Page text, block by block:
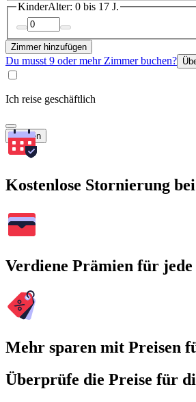
KinderAlter: 0 bis 17 J.
Zimmer hinzufügen
Du musst 9 oder mehr Zimmer buchen?
Ich reise geschäftlich
Suchen
Kostenlose Stornierung
Verdiene Prämien für
Mehr sparen mit Preisen
Überprüfe die Preise für